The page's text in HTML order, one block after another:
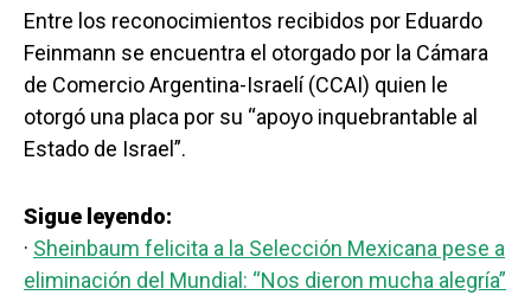
Entre los reconocimientos recibidos por Eduardo
Feinmann se encuentra el otorgado por la Cámara
de Comercio Argentina-Israelí (CCAI) quien le
otorgó una placa por su “apoyo inquebrantable al
Estado de Israel”.
Sigue leyendo:
· Sheinbaum felicita a la Selección Mexicana pese a
eliminación del Mundial: “Nos dieron mucha alegría”